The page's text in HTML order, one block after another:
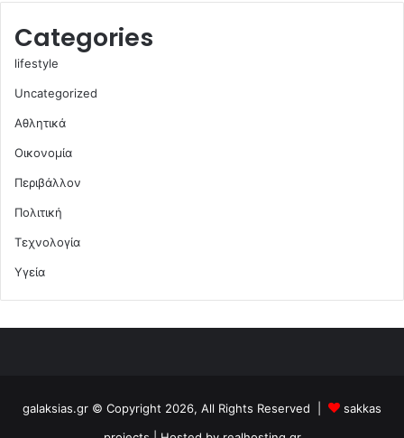
Categories
lifestyle
Uncategorized
Αθλητικά
Οικονομία
Περιβάλλον
Πολιτική
Τεχνολογία
Υγεία
galaksias.gr © Copyright 2026, All Rights Reserved |
sakkas